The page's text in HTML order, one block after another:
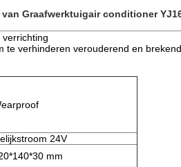
Graafwerktuigair conditioner
te verhinderen verouderend en brekend
24V
mm